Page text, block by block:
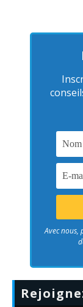
Avec nous,